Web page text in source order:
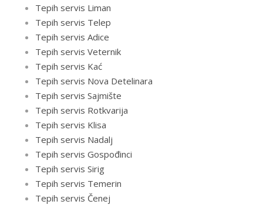
Tepih servis Liman
Tepih servis Telep
Tepih servis Adice
Tepih servis Veternik
Tepih servis Kać
Tepih servis Nova Detelinara
Tepih servis Sajmište
Tepih servis Rotkvarija
Tepih servis Klisa
Tepih servis Nadalj
Tepih servis Gospođinci
Tepih servis Sirig
Tepih servis Temerin
Tepih servis Čenej